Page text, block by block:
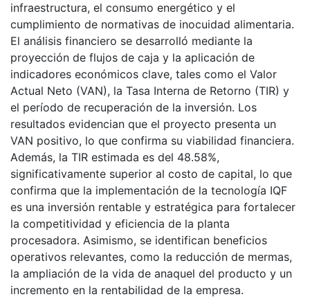
infraestructura, el consumo energético y el
cumplimiento de normativas de inocuidad alimentaria.
El análisis financiero se desarrolló mediante la
proyección de flujos de caja y la aplicación de
indicadores económicos clave, tales como el Valor
Actual Neto (VAN), la Tasa Interna de Retorno (TIR) y
el período de recuperación de la inversión. Los
resultados evidencian que el proyecto presenta un
VAN positivo, lo que confirma su viabilidad financiera.
Además, la TIR estimada es del 48.58%,
significativamente superior al costo de capital, lo que
confirma que la implementación de la tecnología IQF
es una inversión rentable y estratégica para fortalecer
la competitividad y eficiencia de la planta
procesadora. Asimismo, se identifican beneficios
operativos relevantes, como la reducción de mermas,
la ampliación de la vida de anaquel del producto y un
incremento en la rentabilidad de la empresa.